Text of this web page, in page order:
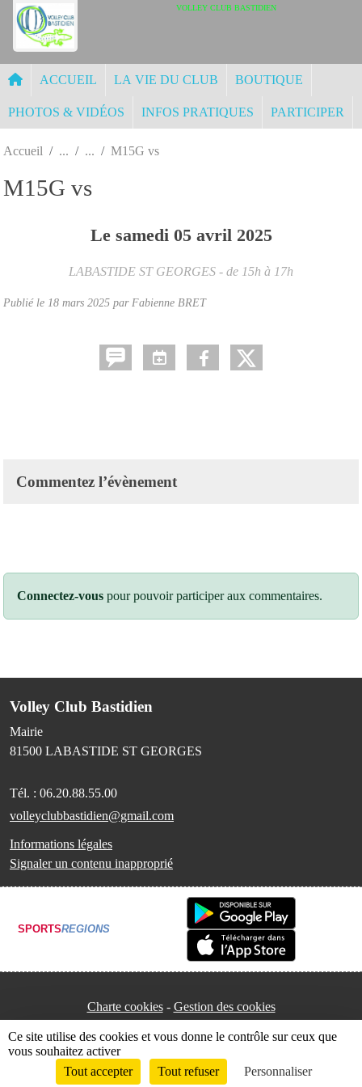
VOLLEY CLUB BASTIDIEN
ACCUEIL LA VIE DU CLUB BOUTIQUE
PHOTOS & VIDÉOS INFOS PRATIQUES PARTICIPER
Accueil M15G vs
M15G vs
Le samedi 05 avril 2025
LABASTIDE ST GEORGES - de 15h à 17h
Publié le 18 mars 2025 par Fabienne BRET
Commentez l’évènement
Connectez-vous pour pouvoir participer aux commentaires.
Volley Club Bastidien
Mairie
81500 LABASTIDE ST GEORGES
Tél. : 06.20.88.55.00
volleyclubbastidien@gmail.com
Informations légales
Signaler un contenu inapproprié
SPORTSREGIONS
Charte cookies Gestion des cookies
Envie de participer ? Connexion
Panneau de gestion des cookies
Ce site utilise des cookies et vous donne le contrôle sur ceux que
vous souhaitez activer
Tout accepter
Tout refuser Personnaliser